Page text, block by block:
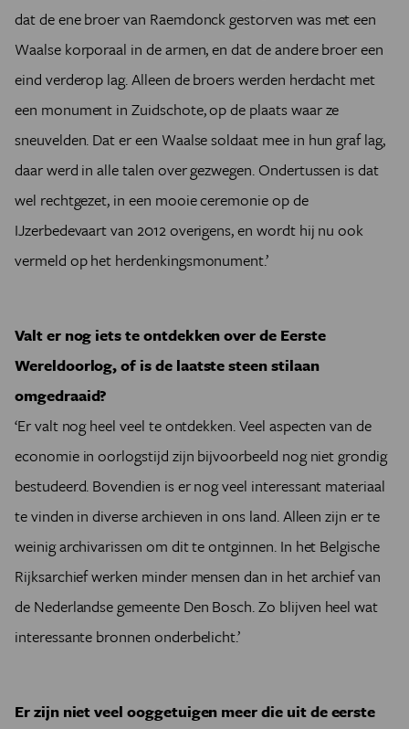
dat de ene broer van Raemdonck gestorven was met een
Waalse korporaal in de armen, en dat de andere broer een
eind verderop lag. Alleen de broers werden herdacht met
een monument in Zuidschote, op de plaats waar ze
sneuvelden. Dat er een Waalse soldaat mee in hun graf lag,
daar werd in alle talen over gezwegen. Ondertussen is dat
wel rechtgezet, in een mooie ceremonie op de
IJzerbedevaart van 2012 overigens, en wordt hij nu ook
vermeld op het herdenkingsmonument.’
Valt er nog iets te ontdekken over de Eerste
Wereldoorlog, of is de laatste steen stilaan
omgedraaid?
‘Er valt nog heel veel te ontdekken. Veel aspecten van de
economie in oorlogstijd zijn bijvoorbeeld nog niet grondig
bestudeerd. Bovendien is er nog veel interessant materiaal
te vinden in diverse archieven in ons land. Alleen zijn er te
weinig archivarissen om dit te ontginnen. In het Belgische
Rijksarchief werken minder mensen dan in het archief van
de Nederlandse gemeente Den Bosch. Zo blijven heel wat
interessante bronnen onderbelicht.’
Er zijn niet veel ooggetuigen meer die uit de eerste